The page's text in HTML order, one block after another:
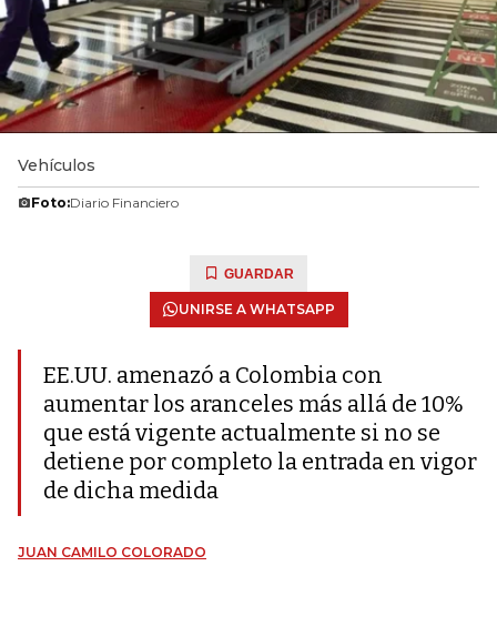
Vehículos
Foto:Diario Financiero
GUARDAR
UNIRSE A WHATSAPP
EE.UU. amenazó a Colombia con
aumentar los aranceles más allá de 10%
que está vigente actualmente si no se
detiene por completo la entrada en vigor
de dicha medida
JUAN CAMILO COLORADO